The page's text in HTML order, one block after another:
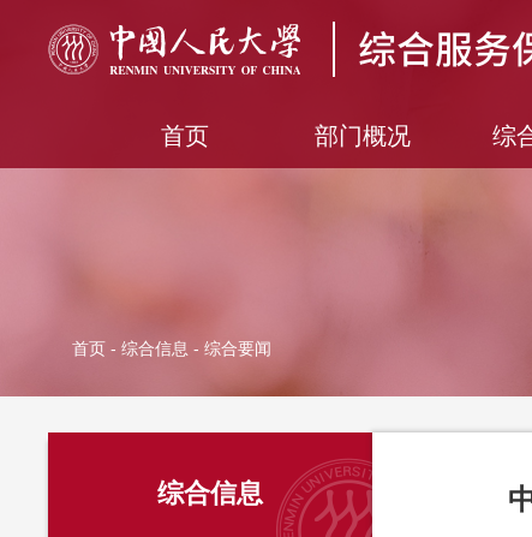
首页 部门概况 综
首页 - 综合信息 - 综合要闻
综合信息